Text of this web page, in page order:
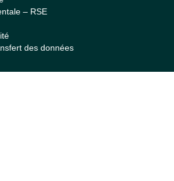
– RSE
des données